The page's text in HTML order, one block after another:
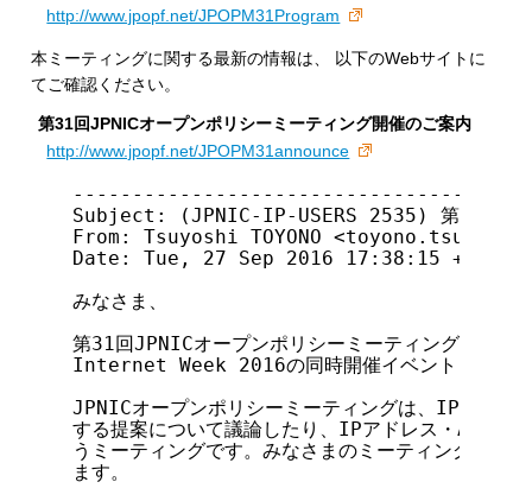
http://www.jpopf.net/JPOPM31Program
本ミーティングに関する最新の情報は、 以下のWebサイトに
てご確認ください。
第31回JPNICオープンポリシーミーティング開催のご案内
http://www.jpopf.net/JPOPM31announce
Subject: (JPNIC-IP-USERS 2535) 第31回
From: Tsuyoshi TOYONO
Date: Tue, 27 Sep 2016 17:38:15 +0900
みなさま、
第31回JPNICオープンポリシーミーティングを、
Internet Week 2016の同時開催イベントとして開
JPNICオープンポリシーミーティングは、IPアドレ
する提案について議論したり、IPアドレス・AS番号
うミーティングです。みなさまのミーティングへの
ます。